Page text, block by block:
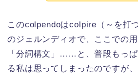
このcolpendoはcolpire（～を打
のジェルンディオで、ここでの
「分詞構文」……と、普段もっ
る私は思ってしまったのですが